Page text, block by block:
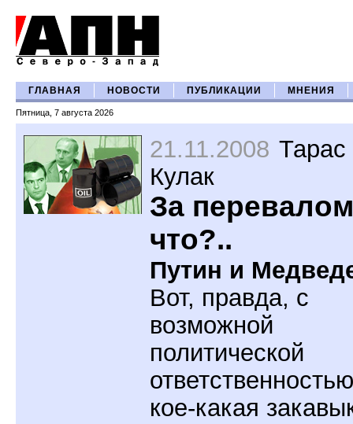
ГЛАВНАЯ НОВОСТИ ПУБЛИКАЦИИ МНЕНИЯ
Пятница, 7 августа 2026
21.11.2008 Тарас
Кулак
За
что?..
Путин и
Вот, правда, с
возможной
политической
ответственностью
кое-какая